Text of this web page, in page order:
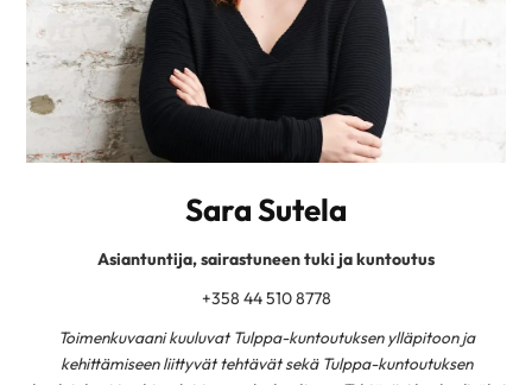
Sara Sutela
Asiantuntija, sairastuneen tuki ja kuntoutus
+358 44 510 8778
Toimenkuvaani kuuluvat Tulppa-kuntoutuksen ylläpitoon ja
kehittämiseen liittyvät tehtävät sekä Tulppa-kuntoutuksen